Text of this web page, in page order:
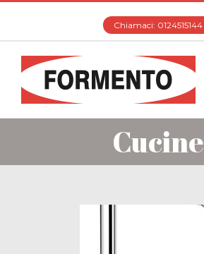
Chiamaci: 0124515144
Cucine